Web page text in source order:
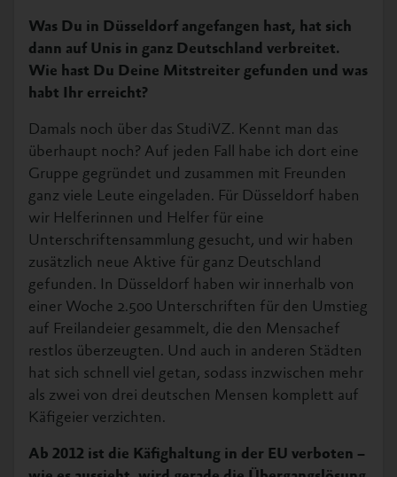
Was Du in Düsseldorf angefangen hast, hat sich
dann auf Unis in ganz Deutschland verbreitet.
Wie hast Du Deine Mitstreiter gefunden und was
habt Ihr erreicht?
Damals noch über das StudiVZ. Kennt man das
überhaupt noch? Auf jeden Fall habe ich dort eine
Gruppe gegründet und zusammen mit Freunden
ganz viele Leute eingeladen. Für Düsseldorf haben
wir Helferinnen und Helfer für eine
Unterschriftensammlung gesucht, und wir haben
zusätzlich neue Aktive für ganz Deutschland
gefunden. In Düsseldorf haben wir innerhalb von
einer Woche 2.500 Unterschriften für den Umstieg
auf Freilandeier gesammelt, die den Mensachef
restlos überzeugten. Und auch in anderen Städten
hat sich schnell viel getan, sodass inzwischen mehr
als zwei von drei deutschen Mensen komplett auf
Käfigeier verzichten.
Ab 2012 ist die Käfighaltung in der EU verboten –